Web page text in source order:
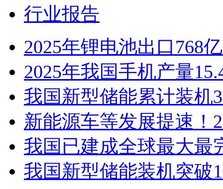
行业报告
2025年锂电池出口768
2025年我国手机产量
我国新型储能累计装机
新能源车等发展提速！
我国已建成全球最大最
我国新型储能装机突破